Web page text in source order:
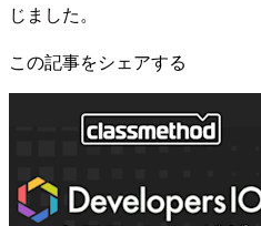
じました。
この記事をシェアする